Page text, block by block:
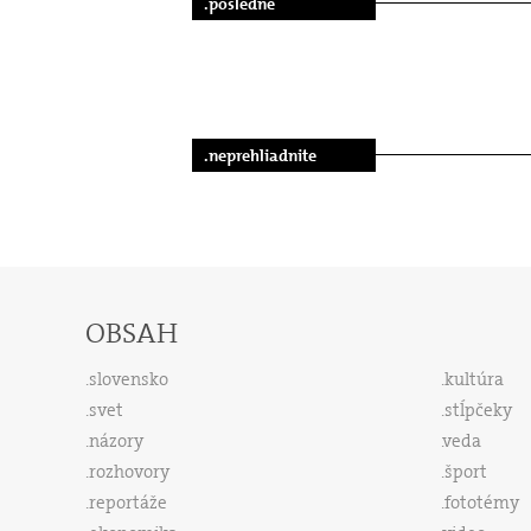
.neprehliadnite
OBSAH
slovensko
svet
názory
rozhovory
reportáže
kultúra
stĺpčeky
veda
šport
fototémy